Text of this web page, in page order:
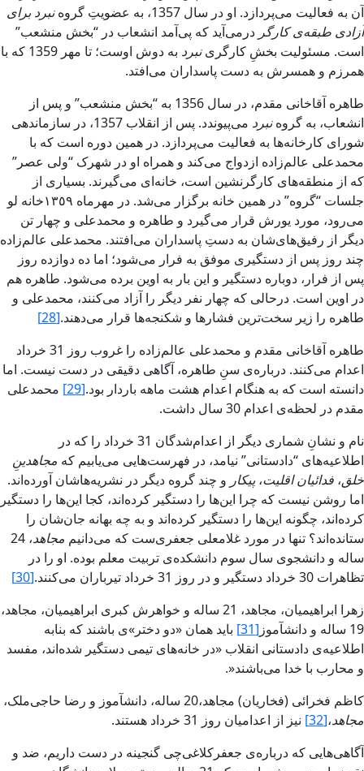
آن به فعاليت مى‌پردازد. او در سال 1357، به عضويتِ گروه
‌نبرد براى
آزادى طبقه‌ى کارگر درمى‌‌آيد که پى‌آمد انشعاب در “‌بخش‏ منشعب‌”
است. مسئوليت بخشِ کارگرىنبرد
به دوش‏ اوست؛ تا مهر 1359 که با
همرزم و همسرش‏ به دست پاسداران مى‌افتد.
طاهره آقاخانى مقدم، در سال 1356 به “‌بخش‏ منشعب‌” و پس‏ از
انشعاب، به گروه‌نبرد‌
مى‌پيوندد. پس‏ از انقلاب 1357، در سازماندهى
شوراى کارخانه‌ها به فعاليت مى‌پردازد. در همين دوره است که با
محمدعلى عالم‌زاده ازدواج مى‌کند و همراه او در شهرک “‌ولى عصر‌”
که از منطقه‌هاى کارگرنشين است، خانه‌اى مى‌گيرند. بسيارى از
جلسات “‌گروه‌” در همين خانه برگزار مى‌شد. در مهر‌ماه ١٣٥٩خانه لو
مى‌رود، مورد يورش‏ قرار مى‌گيرد و طاهره و محمدعلى و چهار تن
ديگر از رفيق‌های‌شان به دستِ پاسداران‌ مى‌افتند. محمدعلى عالم‌زاده
چند روز پس‏ از دستگيرى موفق به فرار مى‌شود؛ اما ده دوازده روز
پس‏ از فرار، دوباره دستگير و اين بار به اوين برده مى‌شود. طاهره هم
در اوين است. درحالى که چهار نفر ديگر را آزاد مى‌کنند، محمدعلى و
طاهره را زير سخت‌ترين فشارها و شکنجه‌ها قرار مى‌دهند‌.[28]
طاهره آقاخانى مقدم و محمدعلى عالم‌زاده را غروب روز 31 خرداد
اعدام مى‌کنند. درباره‌ى سنِ طاهره، آگاهى دقيقى در دست نيست. اما
دانسته است که به هنگام اعدام هشت‌ ماهه باردار بود.[29]
محمدعلى
مقدم در لحظه‌ى اعدام 30 سال داشت.
نام و نشانِ شمارى ديگر از اعدام‌شدگان 31 خرداد را که در
اطلاعيه‌هاى “‌دادستانى‌” نيامد، در فهرست‌هايى مى‌يابيم که مجاهدينِ
خلق، فدائيان اقليت، پيکار و چند گروه ديگر در نشريه‌هاشان آورده‌اند.
اما روشن نيست که چرا اين‌ها را دستگير کرده‌اند، کجا اين‌ها را دستگير
کرده‌اند، چگونه اين‌ها را دستگير کرده‌اند و به چه بهانه جان‌شان را
ستانده‌اند؟ تنها در مورد غلامعلى جعفرى‌ست که مى‌دانيم مجاهد ، 24
ساله و دانشجوى سال سوم دانشکده‌ى تربيت معلم بوده. او را در
تظاهرات 30 خرداد دستگير و در روز 31 خرداد تيرباران مى‌کنند‌.
[30]
زهرا ابراهيميان، مجاهد، 21 ساله و خواهرش‏ کبرى ابراهيميان، مجاهد،
19 ساله و دانش‏آموز‌
[31]
بايد همان «دو دختر»ى باشند که بنابه
اطلاعيه‌ى دادستانى انقلاب «در خانه‌هاى تيمى دستگير شده‌اند، مفسد
و محارب با خدا مى‌باشند‌«.
کاظم فخرائى (‌فخاريان‌) مجاهد،20 ساله، دانش‏آموز و رضا حاجى‌ملک،
مجاهد‌،[32]
نيز از اعداميان روز 31 خرداد هستند.
آگاهى‌هايى‌ که درباره‌ى جعفرکلاغى‌چى گنجينه در دست داريم، ضد و